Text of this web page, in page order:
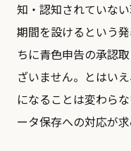
知・認知されていな
期間を設けるという
ちに青色申告の承認
ざいません。とはい
になることは変わら
ータ保存への対応が求